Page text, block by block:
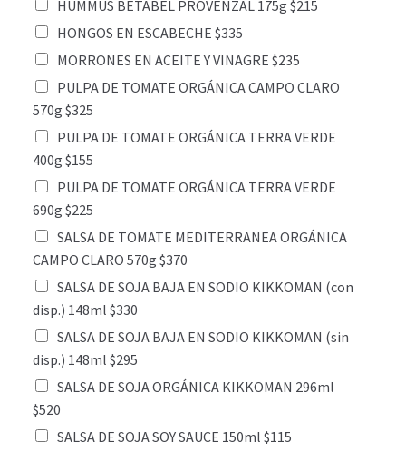
HUMMUS BETABEL PROVENZAL 175g $215
HONGOS EN ESCABECHE $335
MORRONES EN ACEITE Y VINAGRE $235
PULPA DE TOMATE ORGÁNICA CAMPO CLARO
570g $325
PULPA DE TOMATE ORGÁNICA TERRA VERDE
400g $155
PULPA DE TOMATE ORGÁNICA TERRA VERDE
690g $225
SALSA DE TOMATE MEDITERRANEA ORGÁNICA
CAMPO CLARO 570g $370
SALSA DE SOJA BAJA EN SODIO KIKKOMAN (con
disp.) 148ml $330
SALSA DE SOJA BAJA EN SODIO KIKKOMAN (sin
disp.) 148ml $295
SALSA DE SOJA ORGÁNICA KIKKOMAN 296ml
$520
SALSA DE SOJA SOY SAUCE 150ml $115